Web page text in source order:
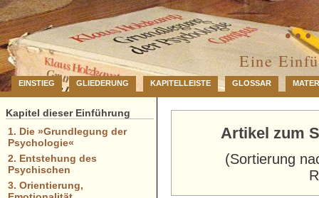
…
Eine
EINSTIEG GLIEDERUNG KAPITELLEISTE GLOSSAR
Artikel zum
(Sortierung
Kapitel dieser Einführung
1. Die »Grundlegung der
Psychologie«
2. Entstehung des
Psychischen
3. Orientierung,